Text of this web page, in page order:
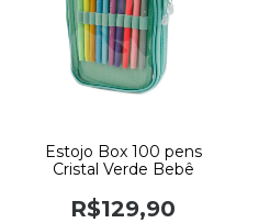
Estojo Box 100 pens
Cristal Verde Bebê
R$129,90